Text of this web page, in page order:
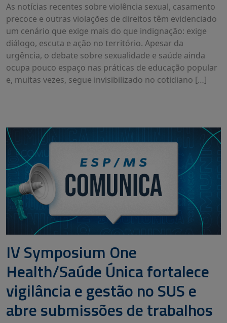
As notícias recentes sobre violência sexual, casamento
precoce e outras violações de direitos têm evidenciado
um cenário que exige mais do que indignação: exige
diálogo, escuta e ação no território. Apesar da
urgência, o debate sobre sexualidade e saúde ainda
ocupa pouco espaço nas práticas de educação popular
e, muitas vezes, segue invisibilizado no cotidiano […]
IV Symposium One
Health/Saúde Única fortalece
vigilância e gestão no SUS e
abre submissões de trabalhos